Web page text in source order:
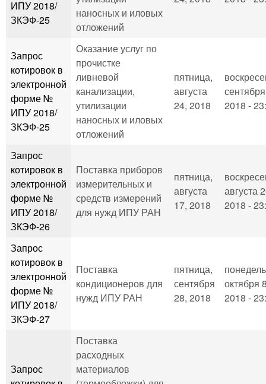
ИПУ 2018/
ЗКЭФ-25
наносных и иловых
отложений
Запрос
котировок в
электронной
форме №
ИПУ 2018/
ЗКЭФ-25
Оказание услуг по
прочистке
ливневой
канализации,
утилизации
наносных и иловых
отложений
пятница,
августа
24, 2018
2018 -
Запрос
котировок в
электронной
форме №
ИПУ 2018/
ЗКЭФ-26
Поставка приборов
измерительных и
средств измерений
для нужд ИПУ РАН
пятница,
августа
17, 2018
августа
2018 -
Запрос
котировок в
электронной
форме №
ИПУ 2018/
ЗКЭФ-27
Поставка
кондиционеров для
нужд ИПУ РАН
пятница,
сентября
28, 2018
октября
2018 -
Запрос
Поставка
расходных
материалов